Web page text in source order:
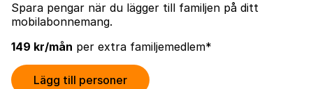
Spara pengar när du lägger till familjen på ditt
mobilabonnemang.
149 kr/mån per extra familjemedlem*
Lägg till personer